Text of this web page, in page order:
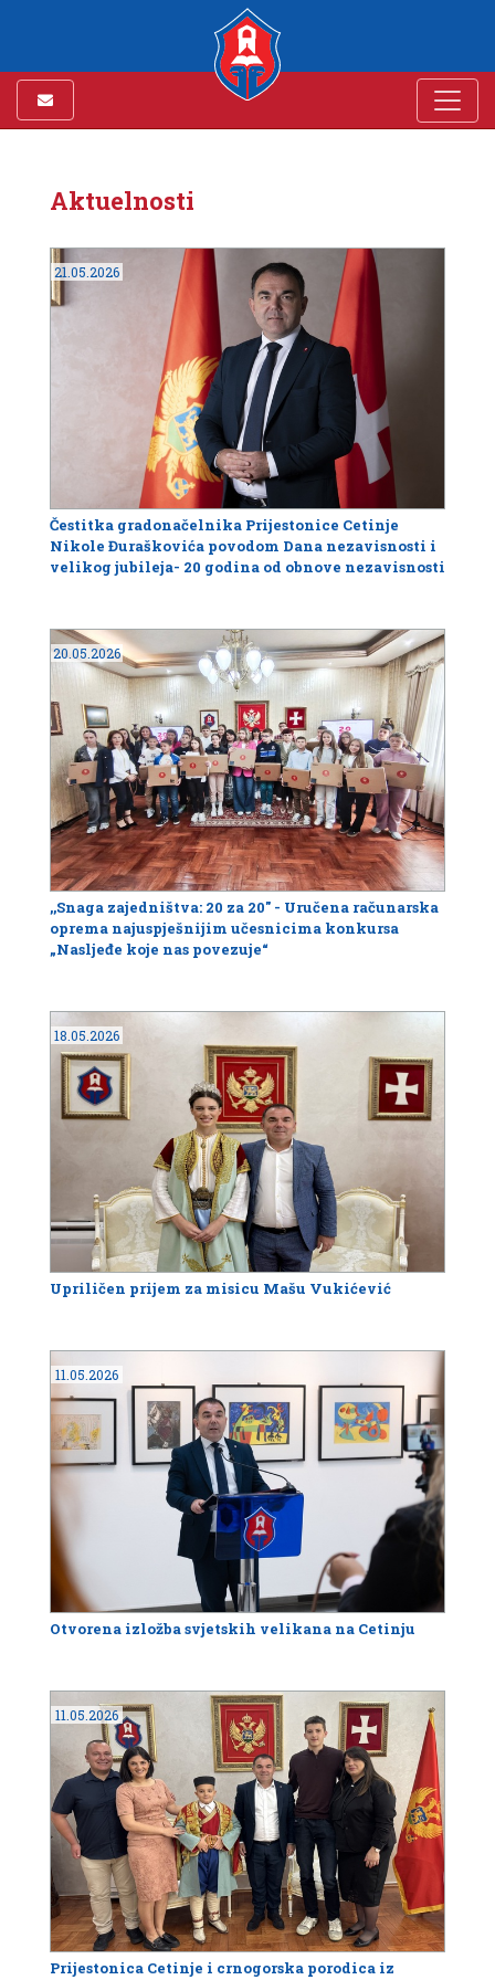
Aktuelnosti
21.05.2026
Čestitka gradonačelnika Prijestonice Cetinje
Nikole Đuraškovića povodom Dana nezavisnosti i
velikog jubileja- 20 godina od obnove nezavisnosti
20.05.2026
,,Snaga zajedništva: 20 za 20'' - Uručena računarska
oprema najuspješnijim učesnicima konkursa
„Nasljeđe koje nas povezuje“
18.05.2026
Upriličen prijem za misicu Mašu Vukićević
11.05.2026
Otvorena izložba svjetskih velikana na Cetinju
11.05.2026
Prijestonica Cetinje i crnogorska porodica iz